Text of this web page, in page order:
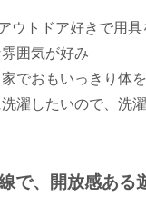
ウトドア好きで用
囲気が好み
でおもいっきり体
濯したいので、洗
で、開放感ある